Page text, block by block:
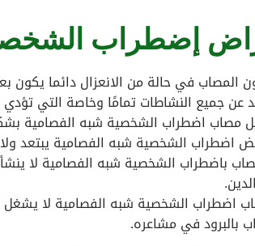
إضطراب
المصاب في حالة من الانعزال دائما يكون
عن جميع النشاطات تمامًا وخاصة التي
مصاب اضطراب الشخصية شبه الفصامية
اضطراب الشخصية شبه الفصامية يبتعد
باضطراب الشخصية شبه الفصامية لا
اضطراب الشخصية شبه الفصامية لا يشغل
بالبرود في مشاعره.